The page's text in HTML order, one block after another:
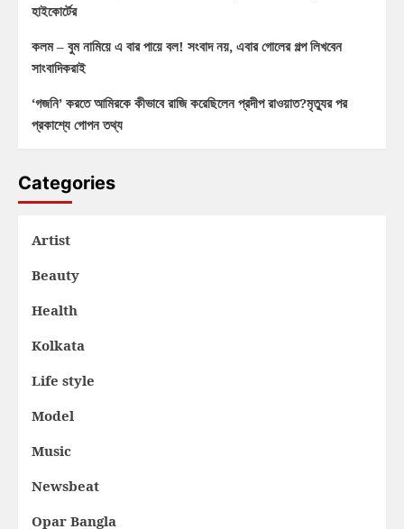
হাইকোর্টের
কলম – বুম নামিয়ে এ বার পায়ে বল! সংবাদ নয়, এবার গোলের গল্প লিখবেন
সাংবাদিকরাই
‘গজনি’ করতে আমিরকে কীভাবে রাজি করেছিলেন প্রদীপ রাওয়াত?মৃত্যুর পর
প্রকাশ্যে গোপন তথ্য
Categories
Artist
Beauty
Health
Kolkata
Life style
Model
Music
Newsbeat
Opar Bangla